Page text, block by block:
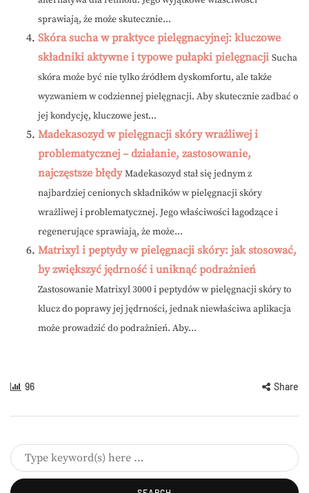
sprawiają, że może skutecznie...
Skóra sucha w praktyce pielęgnacyjnej: kluczowe
składniki aktywne i typowe pułapki pielęgnacji Sucha
skóra może być nie tylko źródłem dyskomfortu, ale także
wyzwaniem w codziennej pielęgnacji. Aby skutecznie zadbać o
jej kondycję, kluczowe jest...
Madekasozyd w pielęgnacji skóry wrażliwej i
problematycznej – działanie, zastosowanie,
najczęstsze błędy Madekasozyd stał się jednym z
najbardziej cenionych składników w pielęgnacji skóry
wrażliwej i problematycznej. Jego właściwości łagodzące i
regenerujące sprawiają, że może...
Matrixyl i peptydy w pielęgnacji skóry: jak stosować,
by zwiększyć jędrność i uniknąć podrażnień
Zastosowanie Matrixyl 3000 i peptydów w pielęgnacji skóry to
klucz do poprawy jej jędrności, jednak niewłaściwa aplikacja
może prowadzić do podrażnień. Aby...
96 Share